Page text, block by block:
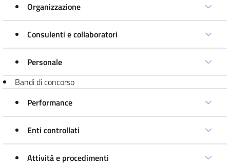
Organizzazione
Consulenti e collaboratori
Personale
Bandi di concorso
Performance
Enti controllati
Attività e procedimenti